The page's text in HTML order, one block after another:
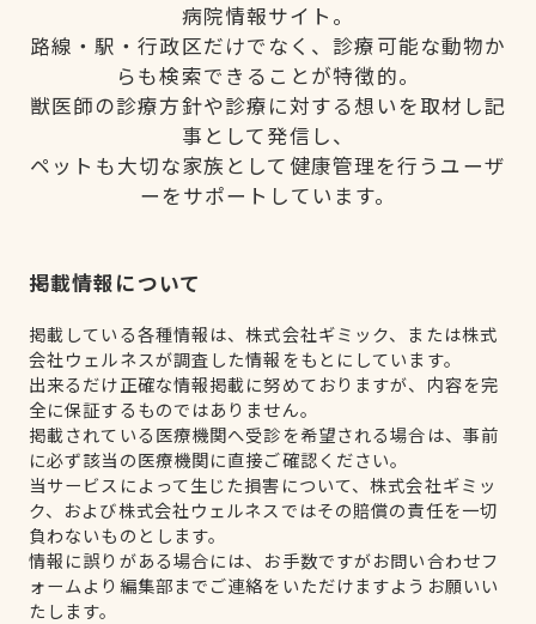
病院情報サイト。
路線・駅・行政区だけでなく、診療可能な動物か
らも検索できることが特徴的。
獣医師の診療方針や診療に対する想いを取材し記
事として発信し、
ペットも大切な家族として健康管理を行うユーザ
ーをサポートしています。
掲載情報について
掲載している各種情報は、株式会社ギミック、または株式
会社ウェルネスが調査した情報をもとにしています。
出来るだけ正確な情報掲載に努めておりますが、内容を完
全に保証するものではありません。
掲載されている医療機関へ受診を希望される場合は、事前
に必ず該当の医療機関に直接ご確認ください。
当サービスによって生じた損害について、株式会社ギミッ
ク、および株式会社ウェルネスではその賠償の責任を一切
負わないものとします。
情報に誤りがある場合には、お手数ですがお問い合わせフ
ォームより編集部までご連絡をいただけますようお願いい
たします。